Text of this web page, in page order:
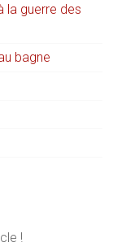
la guerre des
bagne
!